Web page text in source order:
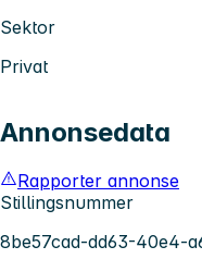
Sektor
Privat
Annonsedata
Rapporter annonse
Stillingsnummer
8be57cad-dd63-40e4-